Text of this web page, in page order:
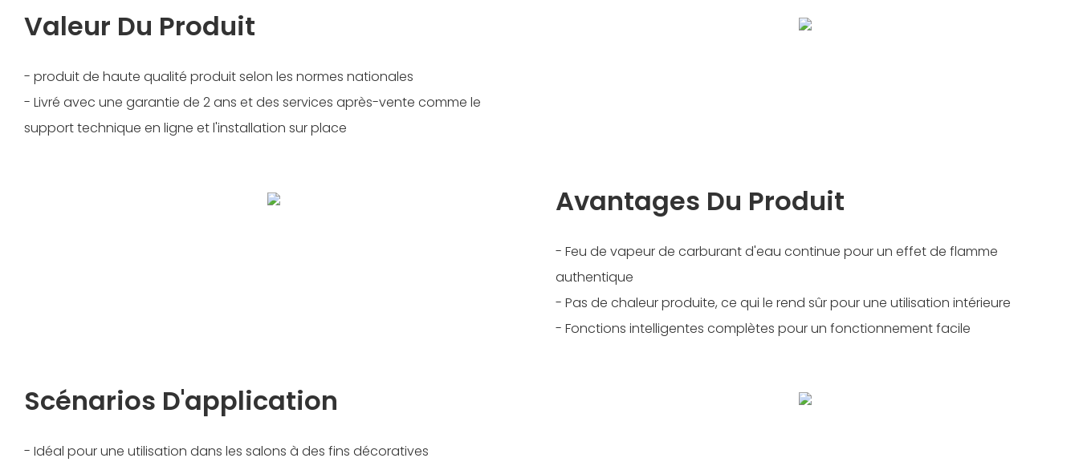
Valeur Du Produit
- produit de haute qualité produit selon les normes nationales
- Livré avec une garantie de 2 ans et des services après-vente comme le
support technique en ligne et l'installation sur place
Avantages Du Produit
- Feu de vapeur de carburant d'eau continue pour un effet de flamme
authentique
- Pas de chaleur produite, ce qui le rend sûr pour une utilisation intérieure
- Fonctions intelligentes complètes pour un fonctionnement facile
Scénarios D'application
- Idéal pour une utilisation dans les salons à des fins décoratives